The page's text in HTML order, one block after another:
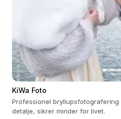
KiWa Foto
Professionel
detalje, sikrer minder for livet.